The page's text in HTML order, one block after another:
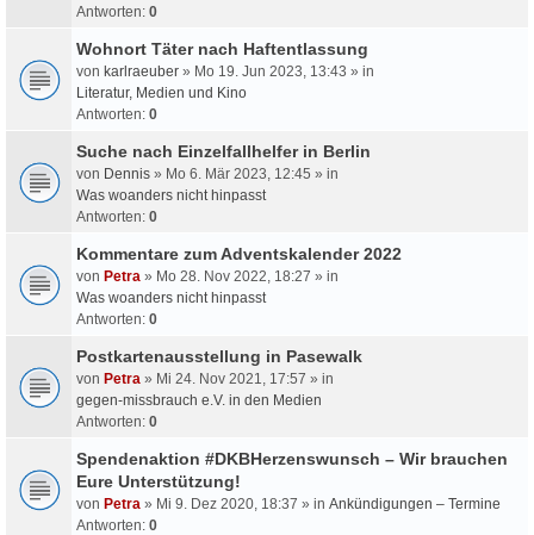
Antworten: 0
Wohnort Täter nach Haftentlassung
von karlraeuber » Mo 19. Jun 2023, 13:43 » in
Literatur, Medien und Kino
Antworten: 0
Suche nach Einzelfallhelfer in Berlin
von Dennis » Mo 6. Mär 2023, 12:45 » in
Was woanders nicht hinpasst
Antworten: 0
Kommentare zum Adventskalender 2022
von Petra » Mo 28. Nov 2022, 18:27 » in
Was woanders nicht hinpasst
Antworten: 0
Postkartenausstellung in Pasewalk
von Petra » Mi 24. Nov 2021, 17:57 » in
gegen-missbrauch e.V. in den Medien
Antworten: 0
Spendenaktion #DKBHerzenswunsch – Wir brauchen
Eure Unterstützung!
von Petra » Mi 9. Dez 2020, 18:37 » in Ankündigungen – Termine
Antworten: 0